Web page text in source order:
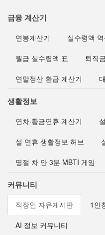
금융 계산기
연봉계산기 실수령액
월급 실수령액 표 퇴직
연말정산 환급 계산기
생활정보
연차·황금연휴 계산기
설 연휴 생활정보 허브
명절 차 안 3분 MBTI 게임
커뮤니티
직장인 자유게시판 1인
AI 정보 커뮤니티